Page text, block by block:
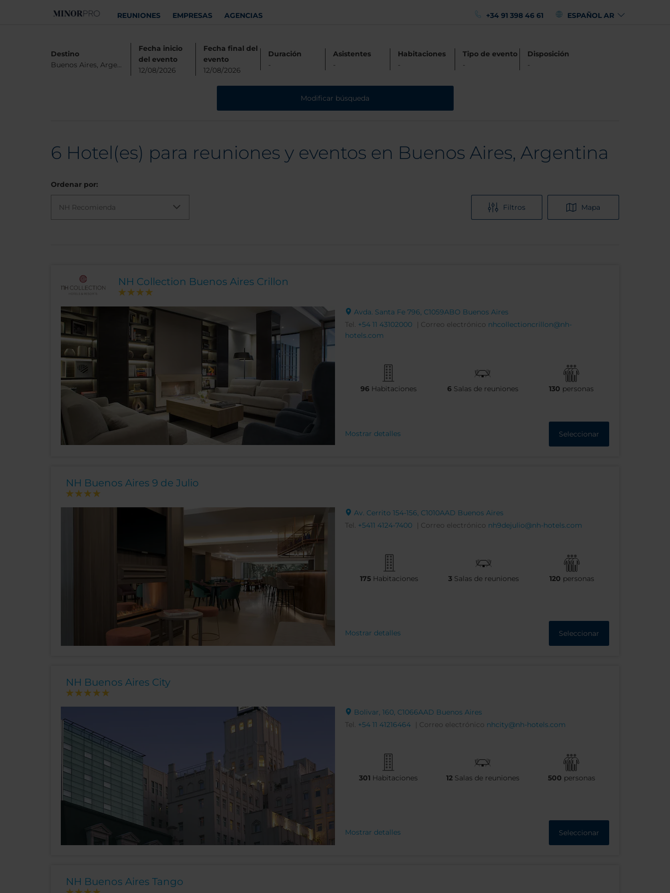
REUNIONES EMPRESAS AGENCIAS +34 91 398 46 61 ESPAÑOL AR
Destino
Buenos Aires, Argentina
Fecha inicio
del evento
12/08/2026
Fecha final del
evento
12/08/2026
Duración
-
Asistentes
-
Habitaciones
-
Tipo de evento
-
Disposición
-
Modificar búsqueda
6 Hotel(es) para reuniones y eventos en Buenos Aires, Argentina
Ordenar por:
NH Recomienda Filtros Mapa
NH Collection Buenos Aires Crillon
Avda. Santa Fe 796, C1059ABO Buenos Aires
Tel. +54 11 43102000 | Correo electrónico nhcollectioncrillon@nh-
hotels.com
96 Habitaciones 6 Salas de reuniones 130 personas
Mostrar detalles Seleccionar
NH Buenos Aires 9 de Julio
Av. Cerrito 154-156, C1010AAD Buenos Aires
Tel. +5411 4124-7400 | Correo electrónico nh9dejulio@nh-hotels.com
175 Habitaciones 3 Salas de reuniones 120 personas
Mostrar detalles Seleccionar
NH Buenos Aires City
Bolivar, 160, C1066AAD Buenos Aires
Tel. +54 11 41216464 | Correo electrónico nhcity@nh-hotels.com
301 Habitaciones 12 Salas de reuniones 500 personas
Mostrar detalles Seleccionar
NH Buenos Aires Tango